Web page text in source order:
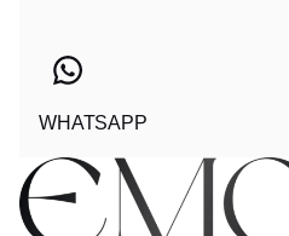
WHATSAPP